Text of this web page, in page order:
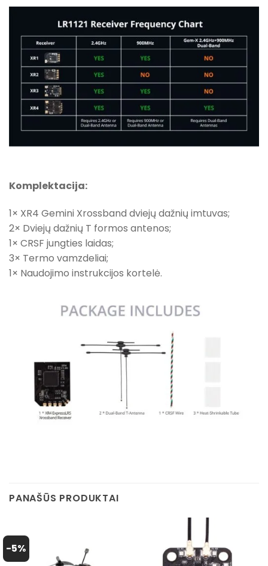
Komplektacija:
1× XR4 Gemini Xrossband dviejų dažnių imtuvas;
2× Dviejų dažnių T formos antenos;
1× CRSF jungties laidas;
3× Termo vamzdeliai;
1× Naudojimo instrukcijos kortelė.
PANAŠŪS PRODUKTAI
-5%